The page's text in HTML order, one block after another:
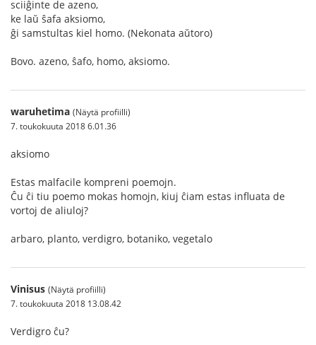
sciiĝinte de azeno,
ke laŭ ŝafa aksiomo,
ĝi samstultas kiel homo. (Nekonata aŭtoro)
Bovo. azeno, ŝafo, homo, aksiomo.
waruhetima (Näytä profiilli)
7. toukokuuta 2018 6.01.36
aksiomo
Estas malfacile kompreni poemojn.
Ĉu ĉi tiu poemo mokas homojn, kiuj ĉiam estas influata de
vortoj de aliuloj?
arbaro, planto, verdigro, botaniko, vegetalo
Vinisus (Näytä profiilli)
7. toukokuuta 2018 13.08.42
Verdigro ĉu?